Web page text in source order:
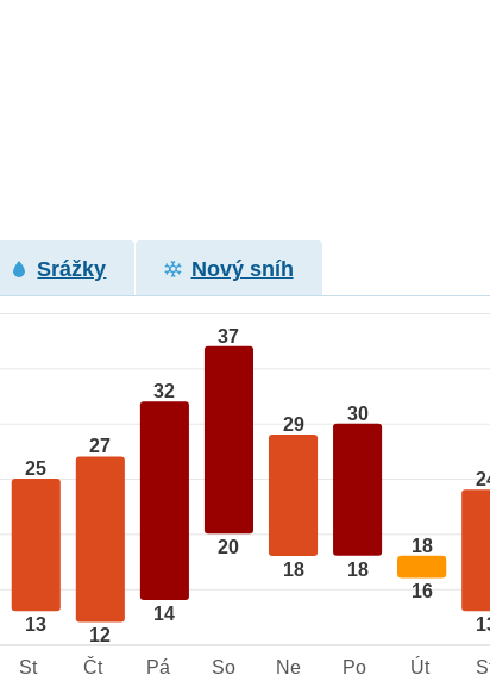
Srážky Nový sníh
25
13
27
12
32
14
37
20
29
18
30
18
18
16
St Čt Pá So Ne Po Út